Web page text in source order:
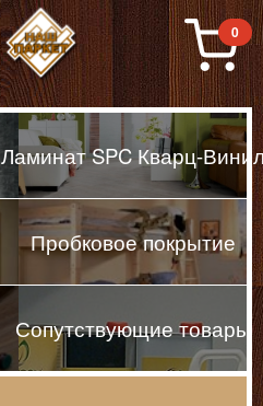
Паркет, Штучный
0
Ламинат SPC Кварц-
Пробковое покрытие
Сопутствующие товары